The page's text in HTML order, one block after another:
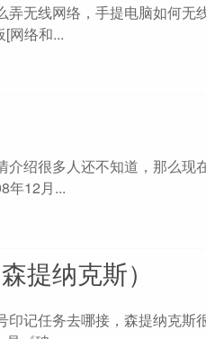
无线网络，手提电脑如何无
网络和...
绍很多人还不知道，那么现
年12月...
提纳克斯）
记任务去哪接，森提纳克斯